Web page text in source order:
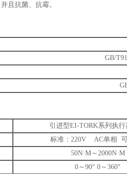
且抗菌、抗霉。
GB/
引进型EI-TORK系列执行
标准：220V AC单相 可
50N·M～2000N·M
0～90° 0～360°